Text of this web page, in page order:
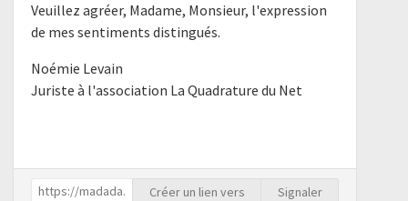
Veuillez agréer, Madame, Monsieur, l'expression
de mes sentiments distingués.
Noémie Levain
Juriste à l'association La Quadrature du Net
Créer un lien vers Signaler